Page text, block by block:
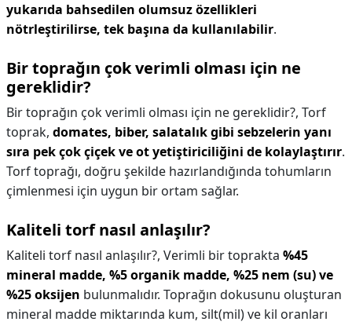
yukarıda bahsedilen olumsuz özellikleri
nötrleştirilirse, tek başına da kullanılabilir.
Bir toprağın çok verimli olması için ne
gereklidir?
Bir toprağın çok verimli olması için ne gereklidir?, Torf
toprak, domates, biber, salatalık gibi sebzelerin yanı
sıra pek çok çiçek ve ot yetiştiriciliğini de kolaylaştırır.
Torf toprağı, doğru şekilde hazırlandığında tohumların
çimlenmesi için uygun bir ortam sağlar.
Kaliteli torf nasıl anlaşılır?
Kaliteli torf nasıl anlaşılır?, Verimli bir toprakta %45
mineral madde, %5 organik madde, %25 nem (su) ve
%25 oksijen bulunmalıdır. Toprağın dokusunu oluşturan
mineral madde miktarında kum, silt(mil) ve kil oranları